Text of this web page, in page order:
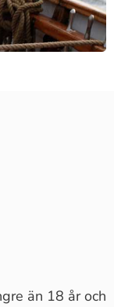
än 18 år och